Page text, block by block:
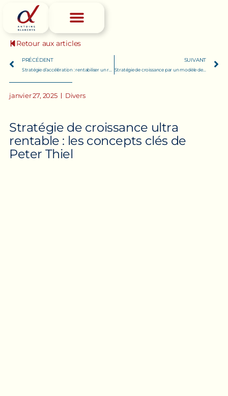
Retour aux articles
PRÉCÉDENT
Stratégie d’accélération : rentabiliser un restaurant en 7 mois
SUIVANT
Stratégie de croissance par un modèle de subscription
janvier 27, 2025 Divers
Stratégie de croissance ultra
rentable : les concepts clés de
Peter Thiel